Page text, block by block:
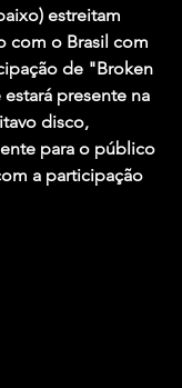
estreitam
com o Brasil com
de "Broken
presente na
disco,
para o público
a participação